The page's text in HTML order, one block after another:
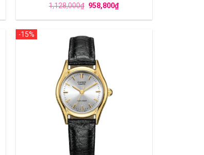
1,128,000₫ 958,800₫
-15%